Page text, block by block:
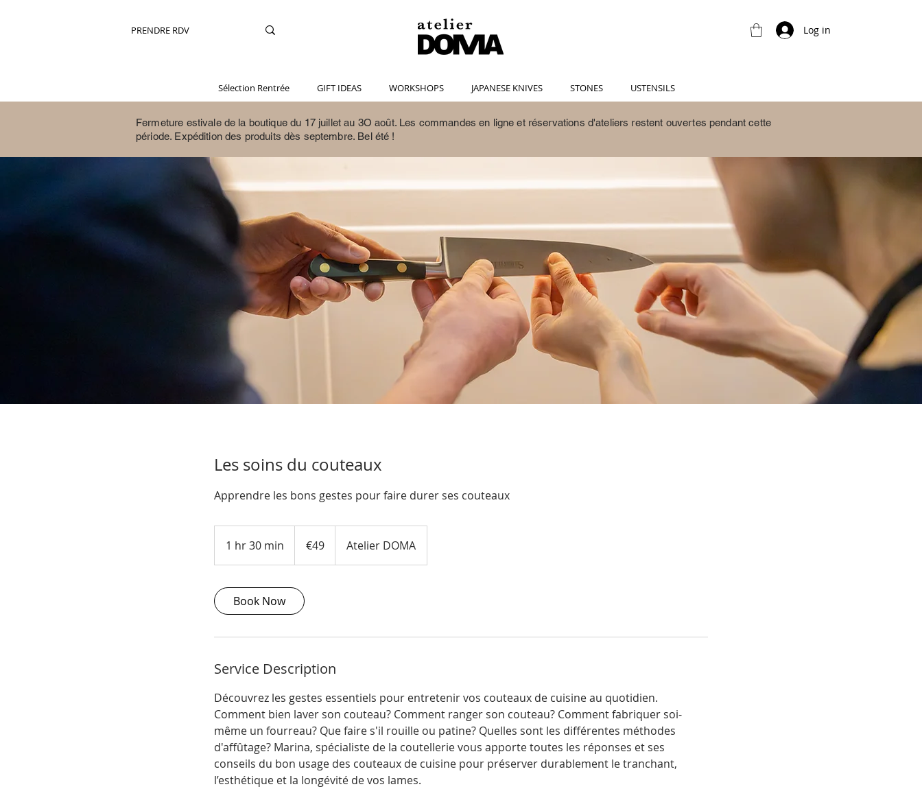
PRENDRE RDV Log in
Sélection Rentrée GIFT IDEAS WORKSHOPS JAPANESE KNIVES STONES USTENSILS
Fermeture estivale de la boutique du 17 juillet au 3O août. Les commandes en ligne et réservations d'ateliers restent ouvertes pendant cette
période. Expédition des produits dès septembre. Bel été !
Les soins du couteaux
Apprendre les bons gestes pour faire durer ses couteaux
1 hr 30 min
h
m
€49 Atelier DOMA
Book Now
Service Description
Découvrez les gestes essentiels pour entretenir vos couteaux de cuisine au quotidien.
Comment bien laver son couteau? Comment ranger son couteau? Comment fabriquer soi-
même un fourreau? Que faire s'il rouille ou patine? Quelles sont les différentes méthodes
d'affûtage? Marina, spécialiste de la coutellerie vous apporte toutes les réponses et ses
conseils du bon usage des couteaux de cuisine pour préserver durablement le tranchant,
l’esthétique et la longévité de vos lames.